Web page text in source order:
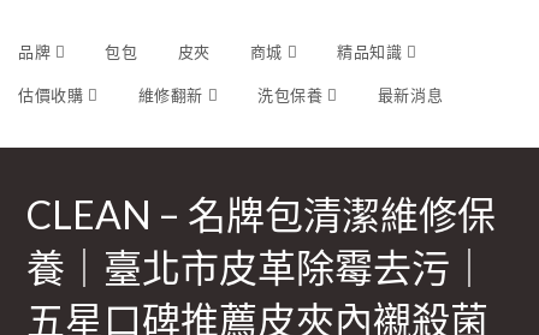
品牌 包包 皮夾 商城 精品知識
估價收購 維修翻新 洗包保養 最新消息
CLEAN – 名牌包清潔維修保
養｜臺北市皮革除霉去污｜
五星口碑推薦皮夾內襯殺菌